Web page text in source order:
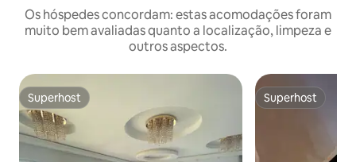
Os hóspedes concordam: estas acomodações foram
muito bem avaliadas quanto a localização, limpeza e
outros aspectos.
Superhost
Superhost Superhost
Superhost